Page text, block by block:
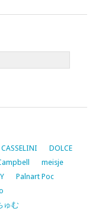
CASSELINI
DOLCE
meisje
Palnart Poc
ゅむ